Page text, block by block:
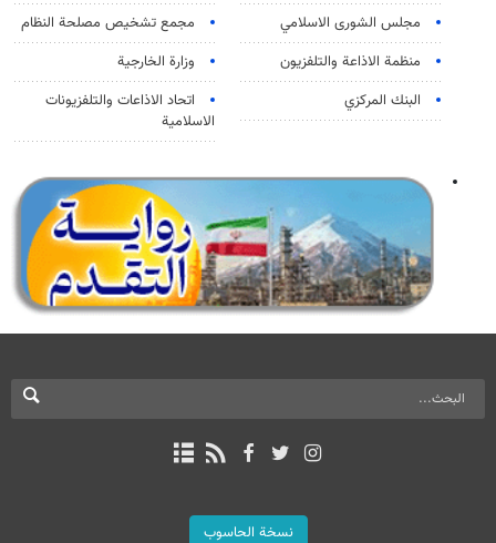
مجلس الشورى الاسلامي
مجمع تشخيص مصلحة النظام
منظمة الاذاعة والتلفزیون
وزارة الخارجية
البنك المركزي
اتحاد الاذاعات والتلفزيونات
الاسلامية
نسخة الحاسوب